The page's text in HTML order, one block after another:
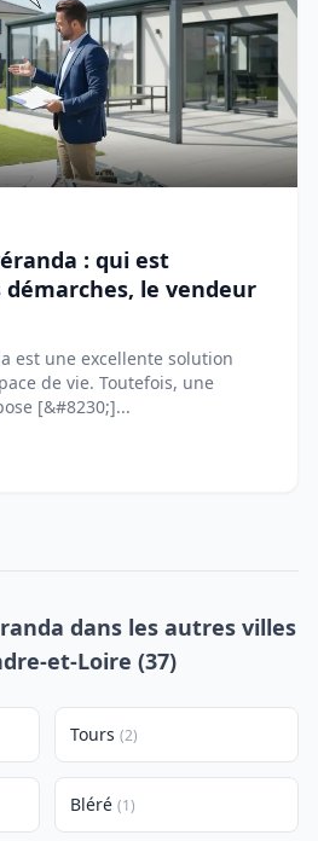
: qui est
démarches, le vendeur
est une excellente solution
de vie. Toutefois, une
[&#8230;]...
dans les autres villes
et-Loire (37)
Tours (2)
Bléré (1)